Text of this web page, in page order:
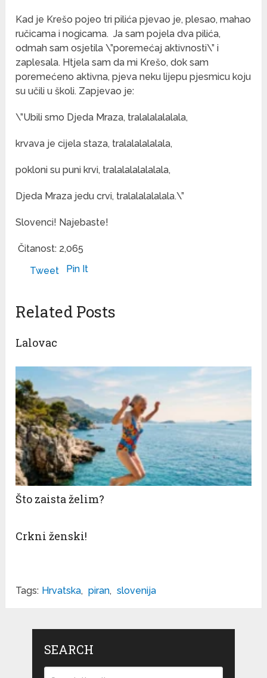
Kad je Krešo pojeo tri pilića pjevao je, plesao, mahao
ručicama i nogicama. Ja sam pojela dva pilića,
odmah sam osjetila \”poremećaj aktivnosti\” i
zaplesala. Htjela sam da mi Krešo, dok sam
poremećeno aktivna, pjeva neku lijepu pjesmicu koju
su učili u školi. Zapjevao je:
\”Ubili smo Djeda Mraza, tralalalalalala,
krvava je cijela staza, tralalalalalala,
pokloni su puni krvi, tralalalalalalala,
Djeda Mraza jedu crvi, tralalalalalala.\”
Slovenci! Najebaste!
Čitanost: 2,065
Tweet
Pin It
Related Posts
Lalovac
Što zaista želim?
Crkni ženski!
Tags: Hrvatska, piran, slovenija
SEARCH